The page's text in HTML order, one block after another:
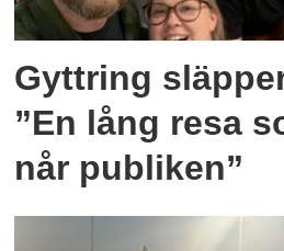
Gyttring
”En lång resa
når publiken”